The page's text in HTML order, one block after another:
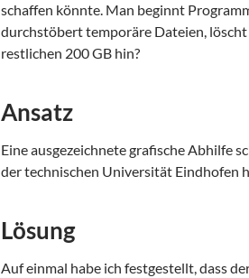
schaffen könnte. Man beginnt
durchstöbert temporäre Dateien,
restlichen 200 GB hin?
Ansatz
Eine ausgezeichnete grafische Abhilfe
der technischen Universität Eindhofen
Lösung
Auf einmal habe ich festgestellt, dass